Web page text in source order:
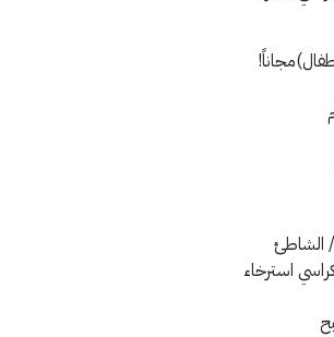
مجاناً!
الشاطئ
استرخاء